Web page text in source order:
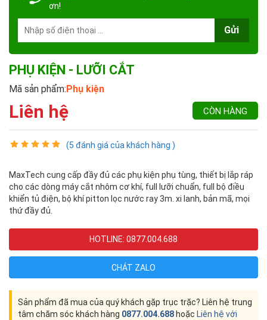
ơn!
Gửi
PHỤ KIỆN - LƯỠI CẮT
Mã sản phẩm:Phụ kiện
Liên hệ CÒN HÀNG
(5 đánh giá của khách hàng )
MaxTech cung cấp đầy đủ các phụ kiện phụ tùng, thiết bị lắp ráp
cho các dòng máy cắt nhôm cơ khí, full lưỡi chuẩn, full bộ điều
khiển tủ điện, bộ khí pitton lọc nước ray 3m. xi lanh, bản mã, mọi
thứ đầy đủ.
HOTLINE: 0877.004.688
CHÁT ZALO
Sản phẩm đã mua của quý khách gặp trục trặc? Liên hệ trung
tâm chăm sóc khách hàng 0877.004.688 hoặc Liên hệ với